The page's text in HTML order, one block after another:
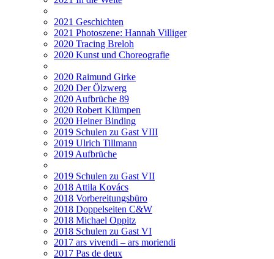
2021 Geschichten
2021 Photoszene: Hannah Villiger
2020 Tracing Breloh
2020 Kunst und Choreografie
2020 Raimund Girke
2020 Der Ölzwerg
2020 Aufbrüche 89
2020 Robert Klümpen
2020 Heiner Binding
2019 Schulen zu Gast VIII
2019 Ulrich Tillmann
2019 Aufbrüche
2019 Schulen zu Gast VII
2018 Attila Kovács
2018 Vorbereitungsbüro
2018 Doppelseiten C&W
2018 Michael Oppitz
2018 Schulen zu Gast VI
2017 ars vivendi – ars moriendi
2017 Pas de deux